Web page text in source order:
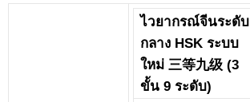
ไวยากรณ์จีนระดับ
กลาง HSK ระบบ
ใหม่ 三等九级 (3
ขั้น 9 ระดับ)